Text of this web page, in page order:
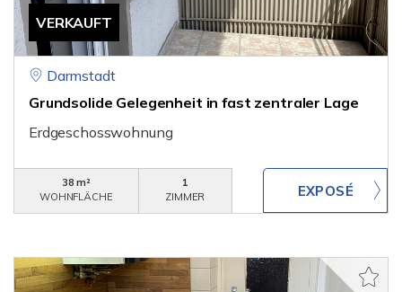
VERKAUFT
Darmstadt
Grundsolide Gelegenheit in fast zentraler Lage
Erdgeschosswohnung
38 m²
WOHNFLÄCHE
1
ZIMMER